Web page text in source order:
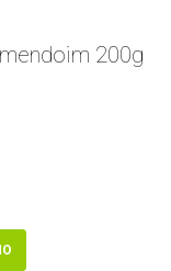
200g